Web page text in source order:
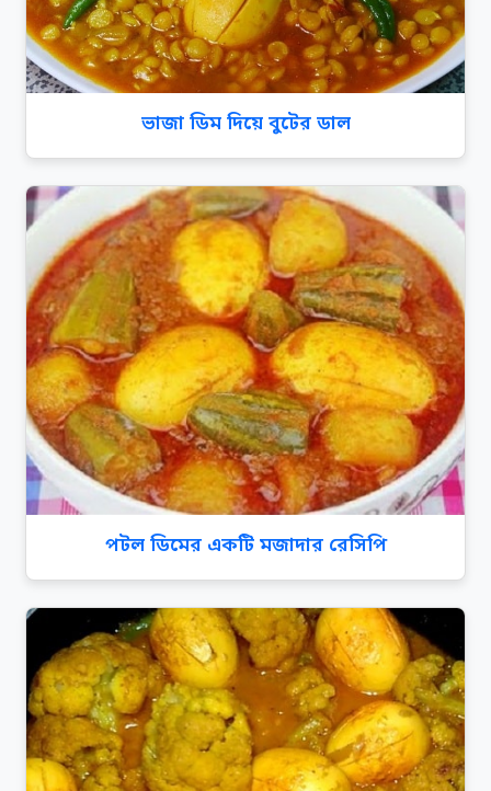
ভাজা ডিম দিয়ে বুটের ডাল
পটল ডিমের একটি মজাদার রেসিপি